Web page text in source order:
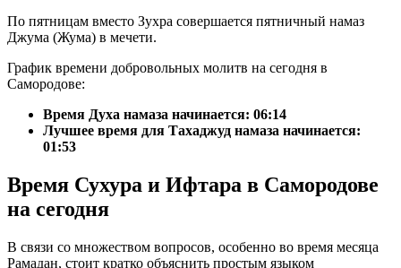
По пятницам вместо Зухра совершается пятничный намаз
Джума (Жума) в мечети.
График времени добровольных молитв на сегодня в
Самородове:
Время Духа намаза начинается: 06:14
Лучшее время для Тахаджуд намаза начинается:
01:53
Время Сухура и Ифтара в Самородове
на сегодня
В связи со множеством вопросов, особенно во время месяца
Рамадан, стоит кратко объяснить простым языком